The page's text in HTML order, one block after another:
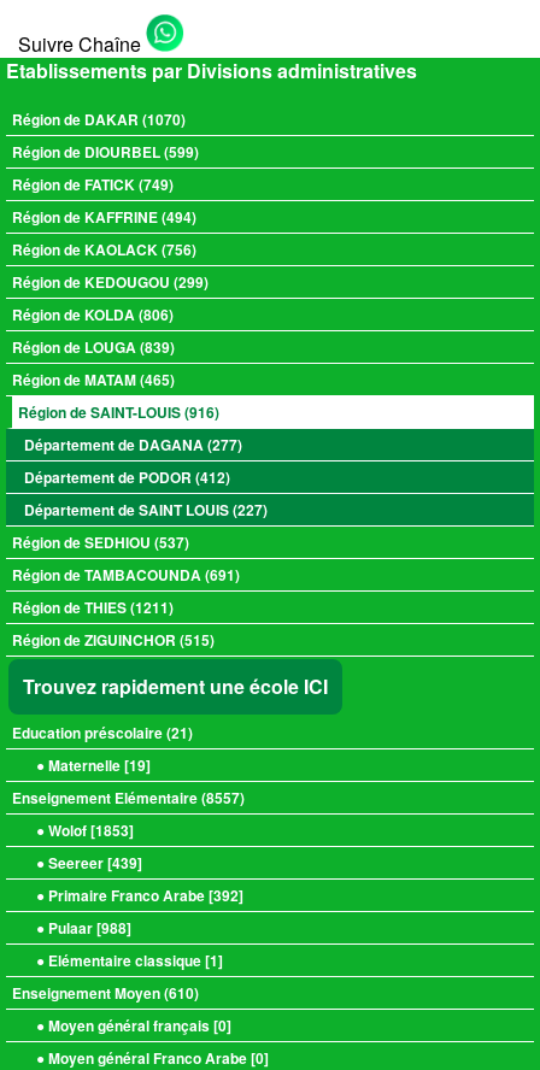
Suivre Chaîne
Etablissements par Divisions administratives
Région de DAKAR (1070)
Région de DIOURBEL (599)
Région de FATICK (749)
Région de KAFFRINE (494)
Région de KAOLACK (756)
Région de KEDOUGOU (299)
Région de KOLDA (806)
Région de LOUGA (839)
Région de MATAM (465)
Région de SAINT-LOUIS (916)
Département de DAGANA (277)
Département de PODOR (412)
Département de SAINT LOUIS (227)
Région de SEDHIOU (537)
Région de TAMBACOUNDA (691)
Région de THIES (1211)
Région de ZIGUINCHOR (515)
Trouvez rapidement une école ICI
Education préscolaire (21)
● Maternelle [19]
Enseignement Elémentaire (8557)
● Wolof [1853]
● Seereer [439]
● Primaire Franco Arabe [392]
● Pulaar [988]
● Elémentaire classique [1]
Enseignement Moyen (610)
● Moyen général français [0]
● Moyen général Franco Arabe [0]